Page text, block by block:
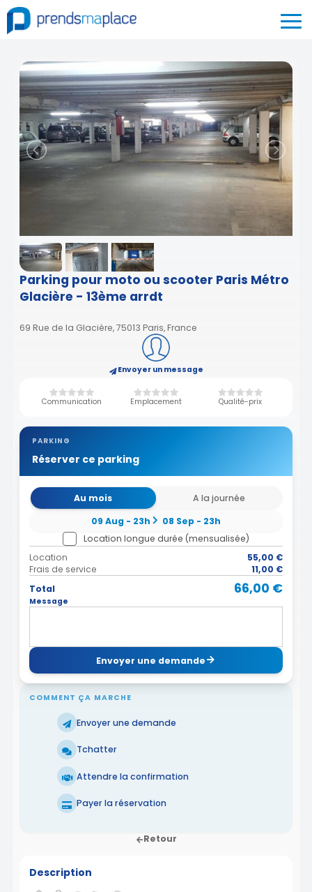
Parking pour moto ou scooter Paris Métro
Glacière - 13ème arrdt
69 Rue de la Glacière, 75013 Paris, France
Envoyer un message
Communication Emplacement Qualité-prix
PARKING
Réserver ce parking
Au mois
A la journée
09 Aug - 23h
08 Sep - 23h
Location longue durée (mensualisée)
Location
55,00 €
Frais de service
11,00 €
Total
66,00 €
Message
Envoyer une demande
COMMENT ÇA MARCHE
Envoyer une demande
Tchatter
Attendre la confirmation
Payer la réservation
Retour
Description